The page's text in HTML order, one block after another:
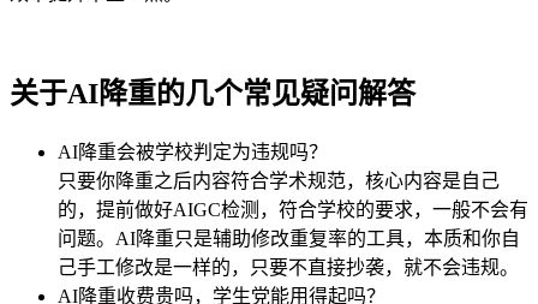
关于AI降重的几个常见疑问解答
AI降重会被学校判定为违规吗？
只要你降重之后内容符合学术规范，核心内容是自己
的，提前做好AIGC检测，符合学校的要求，一般不会有
问题。AI降重只是辅助修改重复率的工具，本质和你自
己手工修改是一样的，只要不直接抄袭，就不会违规。
AI降重收费贵吗，学生党能用得起吗？